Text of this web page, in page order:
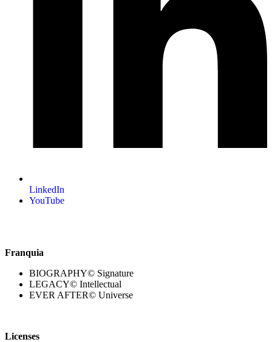
LinkedIn
YouTube
Franquia
BIOGRAPHY© Signature
LEGACY© Intellectual
EVER AFTER© Universe
Licenses